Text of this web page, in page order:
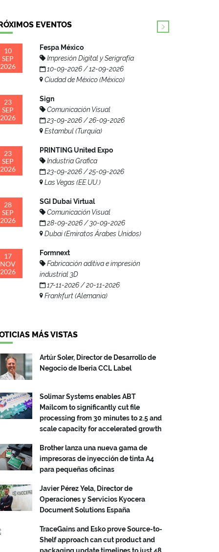
EVENTOS
10
SEP
2026
Fespa México
Impresión Digital y Serigrafía
10-09-2026 / 12-09-2026
Ciudad de México (México)
23
SEP
2026
Sign
Comunicación Visual
23-09-2026 / 26-09-2026
Estambul (Turquía)
23
SEP
2026
PRINTING United Expo
Industria Grafica
23-09-2026 / 25-09-2026
Las Vegas (EE.UU.)
28
SEP
2026
SGI Dubai Virtual
Comunicación Visual
28-09-2026 / 30-09-2026
Dubai (Emiratos Árabes Unidos)
17
NOV
2026
Formnext
Fabricación aditiva e impresión
industrial 3D
17-11-2026 / 20-11-2026
Frankfurt (Alemania)
MÁS VISTAS
Artúr Soler, Director de Desarrollo de
Negocio de Iberia CCL Label
Solimar Systems enables ABT
Mailcom to significantly cut file
processing from 30 minutes to 2.5 and
scale capacity for accelerated growth
Brother lanza una nueva gama de
impresoras de inyección de tinta A4
para pequeñas oficinas
Javier Pérez Yela, Director de
Operaciones y Servicios Kyocera
Document Solutions España
TraceGains and Esko prove Source-to-
Shelf approach can cut product and